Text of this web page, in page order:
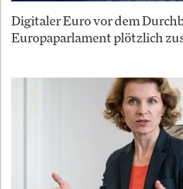
Digitaler Euro vor dem
Europaparlament plötzlich